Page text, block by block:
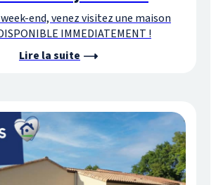
end, venez visitez une maison
IMMEDIATEMENT !
Lire la suite